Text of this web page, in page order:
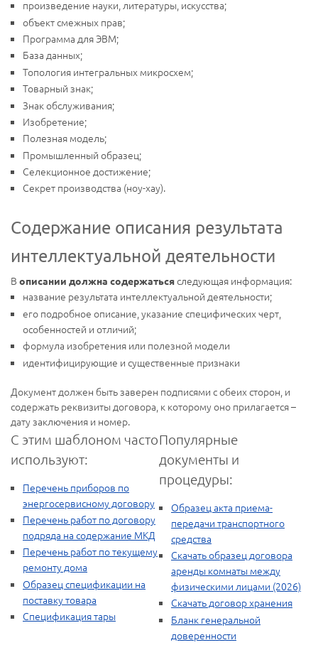
произведение науки, литературы, искусства;
объект смежных прав;
Программа для ЭВМ;
База данных;
Топология интегральных микросхем;
Товарный знак;
Знак обслуживания;
Изобретение;
Полезная модель;
Промышленный образец;
Селекционное достижение;
Секрет производства (ноу-хау).
Содержание описания результата
интеллектуальной деятельности
В описании должна содержатьсяследующая информация:
название результата интеллектуальной деятельности;
его подробное описание, указание специфических черт,
особенностей и отличий;
формула изобретения или полезной модели
идентифицирующие и существенные признаки
Документ должен быть заверен подписями с обеих сторон, и
содержать реквизиты договора, к которому оно прилагается –
дату заключения и номер.
С этим шаблоном часто
используют:
Перечень приборов по
энергосервисному договору
Перечень работ по договору
подряда на содержание МКД
Перечень работ по текущему
ремонту дома
Образец спецификации на
поставку товара
Спецификация тары
Популярные
документы и
процедуры:
Образец акта приема-
передачи транспортного
средства
Скачать образец договора
аренды комнаты между
физическими лицами (2026)
Скачать договор хранения
Бланк генеральной
доверенности